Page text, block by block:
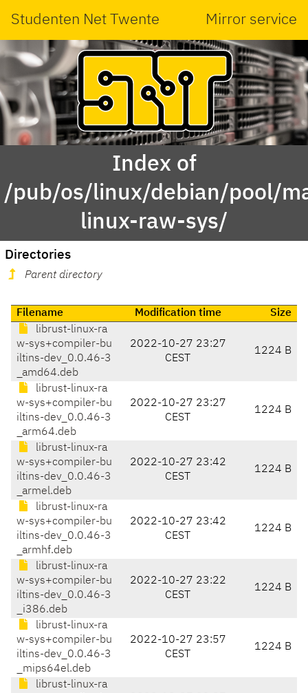
Studenten Net Twente Mirror service
Index of
/pub/os/linux/debian/pool/
linux-raw-sys/
Directories
Parent directory
Filename Modification time
Size
librust-linux-ra
w-sys+compiler-bu
iltins-dev_0.0.46-3
_amd64.deb
2022-10-27 23:27
CEST
1224 B
librust-linux-ra
w-sys+compiler-bu
iltins-dev_0.0.46-3
_arm64.deb
2022-10-27 23:27
CEST
1224 B
librust-linux-ra
w-sys+compiler-bu
iltins-dev_0.0.46-3
_armel.deb
2022-10-27 23:42
CEST
1224 B
librust-linux-ra
w-sys+compiler-bu
iltins-dev_0.0.46-3
_armhf.deb
2022-10-27 23:42
CEST
1224 B
librust-linux-ra
w-sys+compiler-bu
iltins-dev_0.0.46-3
_i386.deb
2022-10-27 23:22
CEST
1224 B
librust-linux-ra
w-sys+compiler-bu
iltins-dev_0.0.46-3
_mips64el.deb
2022-10-27 23:57
CEST
1224 B
librust-linux-ra